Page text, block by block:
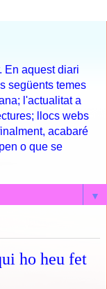
En aquest diari
següents temes
l'actualitat a
llocs webs
acabaré
o que se
▼
ho heu fet